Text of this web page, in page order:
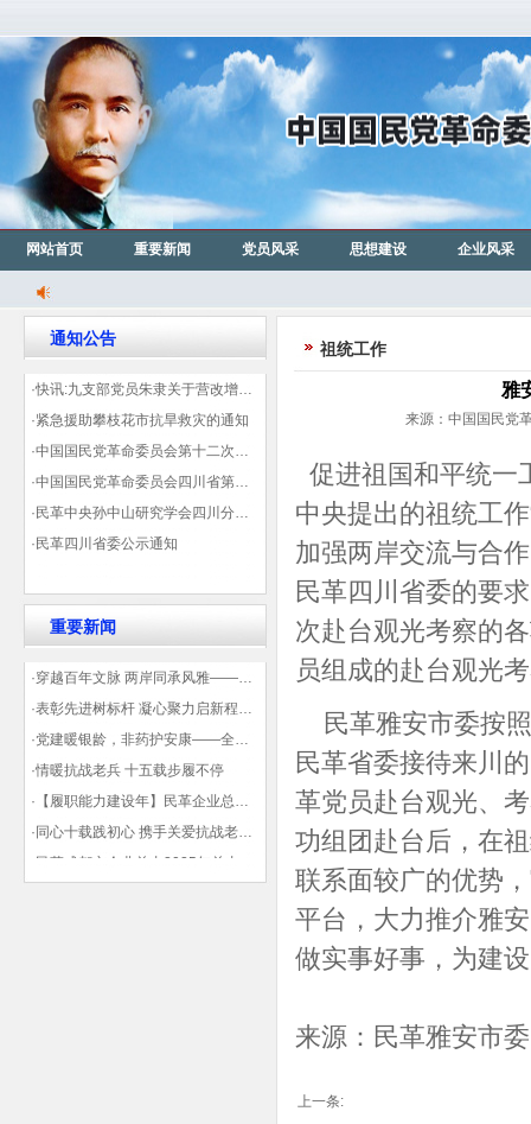
网站首页 重要新闻 党员风采 思想建设 企业风采
通知公告
·快讯:九支部党员朱隶关于营改增信息宣传力度的建议那篇已被省政协采用
·紧急援助攀枝花市抗旱救灾的通知
·中国国民党革命委员会第十二次全国代表大会代表登记表（下载）
·中国国民党革命委员会四川省第十一次代表大会代表登记表（下载）
·民革中央孙中山研究学会四川分会领导机构及成员名单
·民革四川省委公示通知
重要新闻
·穿越百年文脉 两岸同承风雅——民革四川省委会“中山天府大讲堂”第三讲在蓉举办
·表彰先进树标杆 凝心聚力启新程——民革企业总支部参加2025年度先进表彰大会有感
·党建暖银龄，非药护安康——全球健康公益大讲堂温情纪实
·情暖抗战老兵 十五载步履不停
·【履职能力建设年】民革企业总支部联合多地民革基层组织发起“夏日送清凉”活动 致敬“乡镇美容师”
·同心十载践初心 携手关爱抗战老兵——民革企业总支部 十年帮扶抗战老兵工作纪实
祖统工作
雅
来源：中国国民党
促进祖国和平统一
中央提出的祖统工
加强两岸交流与合
民革四川省委的要
次赴台观光考察的
员组成的赴台观光
民革雅安市委按照
民革省委接待来川
革党员赴台观光、
功组团赴台后，在
联系面较广的优势
平台，大力推介雅
做实事好事，为建
来源：民革雅安市
上一条: